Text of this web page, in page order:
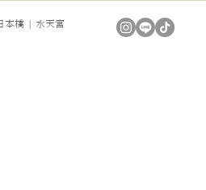
橋 | 水天宮